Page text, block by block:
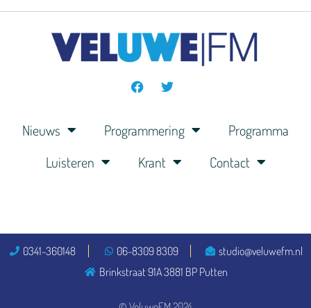
Nieuws Programmering
Programma
Luisteren
Krant Contact
0341-360148 06-8309 8309
studio@veluwefm.nl
Brinkstraat 91A 3881 BP Putten